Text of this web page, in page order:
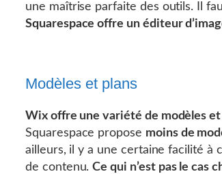
une maîtrise parfaite des outils. Il
Squarespace offre un éditeur
Modèles et plans
Wix offre une variété de modèles
Squarespace propose moins de
ailleurs, il y a une certaine facilité à
de contenu.Ce qui n’est pas le cas